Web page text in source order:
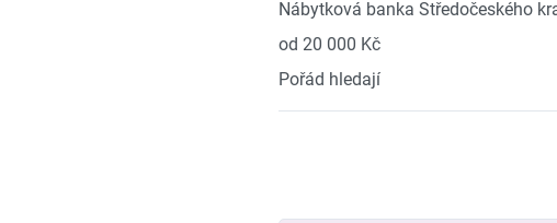
Nábytková banka Středočeského
od 20 000 Kč
Pořád hledají